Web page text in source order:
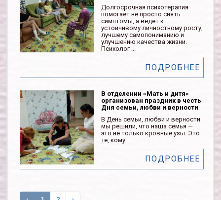
Долгосрочная психотерапия
помогает не просто снять
симптомы, а ведет к
устойчивому личностному росту,
лучшему самопониманию и
улучшению качества жизни.
Психолог ...
ПОДРОБНЕЕ
В отделении «Мать и дитя»
организован праздник в честь
Дня семьи, любви и верности
В День семьи, любви и верности
мы решили, что наша семья —
это не только кровные узы. Это
те, кому ...
ПОДРОБНЕЕ